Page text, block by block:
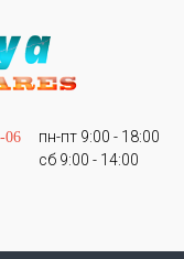
06
пн-пт 9:00 - 18:00
сб 9:00 - 14:00